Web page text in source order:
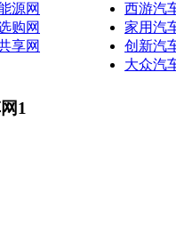
源网
购网
享网
西游汽
家用汽
创新汽
大众汽
1